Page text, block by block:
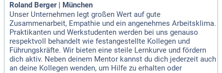
Roland Berger | München
Unser Unternehmen legt großen Wert auf gute
Zusammenarbeit, Empathie und ein angenehmes Arbeitsklima.
Praktikanten und Werkstudenten werden bei uns genauso
respektvoll behandelt wie festangestellte Kollegen und
Führungskräfte. Wir bieten eine steile Lernkurve und fördern
dich aktiv. Neben deinem Mentor kannst du dich jederzeit auch
an deine Kollegen wenden, um Hilfe zu erhalten oder